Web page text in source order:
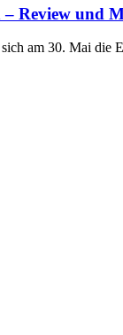
Review und
sich am 30. Mai